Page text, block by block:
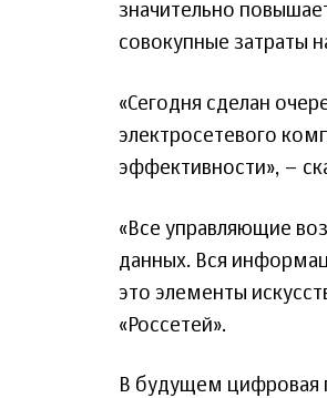
значительно
совокупные затраты
«Сегодня сделан
электросетевого
эффективности», –
«Все управляющие
данных. Вся
это элементы
«Россетей».
В будущем цифровая